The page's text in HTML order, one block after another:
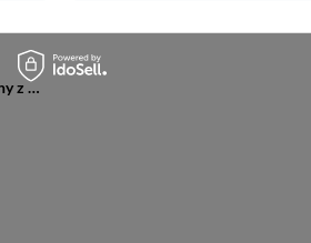
Błyszczący skórzany portfel damski czarny z zapięciem - Lorenti 76115-MKR